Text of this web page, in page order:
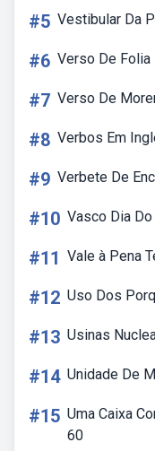
#5 Vestibular Da
#6 Verso De Folia
#7 Verso De
#8 Verbos Em
#9 Verbete De
#10 Vasco Dia
#11 Vale à Pena
#12 Uso Dos
#13 Usinas
#14 Unidade De
#15 Uma Caixa
60